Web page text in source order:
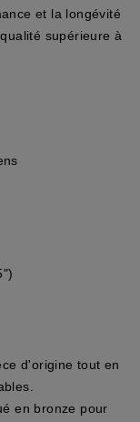
et la longévité
supérieure à
d'origine tout en
en bronze pour